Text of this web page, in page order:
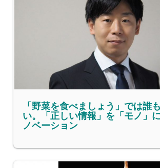
「野菜を食べましょう」では誰
い。「正しい情報」を「モノ」
ノベーション